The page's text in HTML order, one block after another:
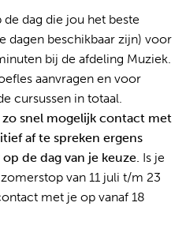
dag die jou het beste
dagen beschikbaar zijn) voor
bij de afdeling Muziek.
aanvragen en voor
cursussen in totaal.
zo snel mogelijk contact met
af te spreken ergens
de dag van je keuze. Is je
van 11 juli t/m 23
met je op vanaf 18